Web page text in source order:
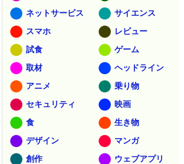
ネットサービス
サイエンス
スマホ
レビュー
試食
ゲーム
取材
ヘッドライン
アニメ
乗り物
セキュリティ
映画
食
生き物
デザイン
マンガ
創作
ウェブアプリ